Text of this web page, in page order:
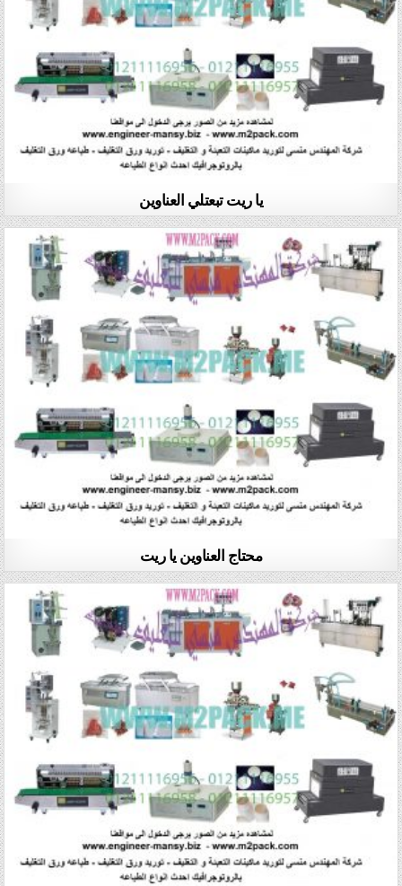
يا ريت تبعتلي العناوين
محتاج العناوين يا ريت